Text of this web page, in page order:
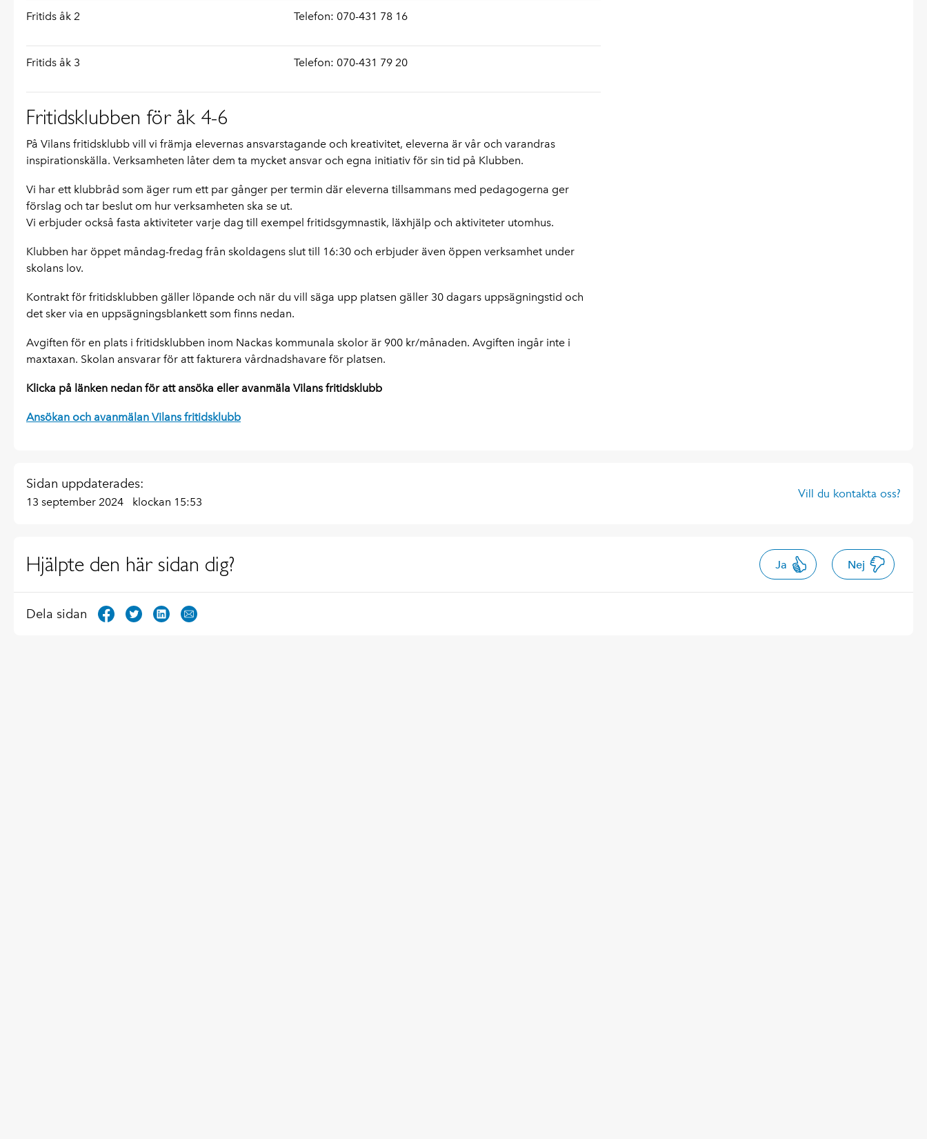
Fritids åk 2 Telefon: 070-431 78 16
Fritids åk 3 Telefon: 070-431 79 20
Fritidsklubben för åk 4-6
På Vilans fritidsklubb vill vi främja elevernas ansvarstagande och kreativitet, eleverna är vår och varandras
inspirationskälla. Verksamheten låter dem ta mycket ansvar och egna initiativ för sin tid på Klubben.
Vi har ett klubbråd som äger rum ett par gånger per termin där eleverna tillsammans med pedagogerna ger
förslag och tar beslut om hur verksamheten ska se ut.
Vi erbjuder också fasta aktiviteter varje dag till exempel fritidsgymnastik, läxhjälp och aktiviteter utomhus.
Klubben har öppet måndag-fredag från skoldagens slut till 16:30 och erbjuder även öppen verksamhet under
skolans lov.
Kontrakt för fritidsklubben gäller löpande och när du vill säga upp platsen gäller 30 dagars uppsägningstid och
det sker via en uppsägningsblankett som finns nedan.
Avgiften för en plats i fritidsklubben inom Nackas kommunala skolor är 900 kr/månaden. Avgiften ingår inte i
maxtaxan. Skolan ansvarar för att fakturera vårdnadshavare för platsen.
Klicka på länken nedan för att ansöka eller avanmäla Vilans fritidsklubb
Ansökan och avanmälan Vilans fritidsklubb
Sidan uppdaterades:
13 september 2024 klockan 15:53
Vill du kontakta oss?
Hjälpte den här sidan dig? Ja Nej
Dela sidan